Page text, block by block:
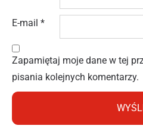
E-mail *
Zapamiętaj moje dane w tej
pisania kolejnych komentarzy.